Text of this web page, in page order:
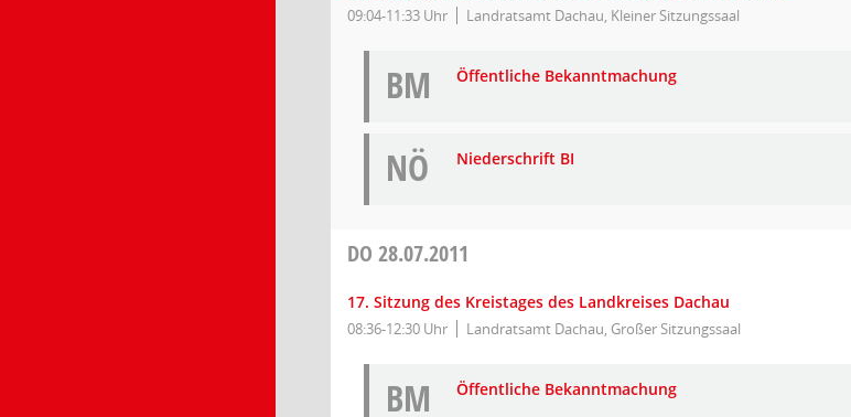
09:04-11:33 Uhr Landratsamt Dachau, Kleiner Sitzungssaal
BM Öffentliche Bekanntmachung
NÖ Niederschrift BI
DO 28.07.2011
17. Sitzung des Kreistages des Landkreises Dachau
08:36-12:30 Uhr Landratsamt Dachau, Großer Sitzungssaal
BM Öffentliche Bekanntmachung